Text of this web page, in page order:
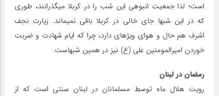
است؛ لذا جمعیت انبوهی این شب را در کربلا می‏گذرانند، طوری
که در این شب‎ها جای خالی در کربلا باقی نمی‏ماند. زیارت نجف
اشرف هم حال و هوای ویژه‏ای دارد، چرا که ایام شهادت و ضربت
خوردن امیرالمومنین علی (ع) نیز در همین شب‎هاست.
رمضان در لبنان
رویت هلال ماه توسط مسلمانان در لبنان سنتی است که از